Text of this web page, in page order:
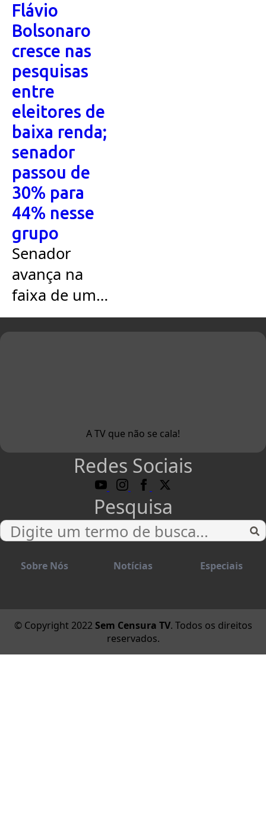
Flávio
Bolsonaro
cresce nas
pesquisas
entre
eleitores de
baixa renda;
senador
passou de
30% para
44% nesse
grupo
Senador
avança na
faixa de um a
dois salários
mínimos,
A TV que não se cala!
Redes Sociais
Pesquisa
Sobre Nós
Notícias Especiais
© Copyright 2022 Sem Censura TV. Todos os direitos
reservados.